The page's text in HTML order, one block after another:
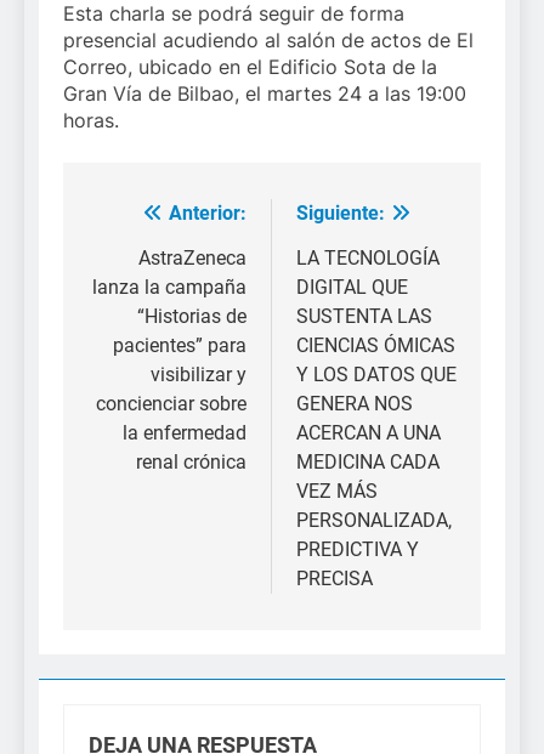
Esta charla se podrá seguir de forma
presencial acudiendo al salón de actos de El
Correo, ubicado en el Edificio Sota de la
Gran Vía de Bilbao, el martes 24 a las 19:00
horas.
Navegación
entradas
Anterior:
AstraZeneca
lanza la campaña
“Historias de
pacientes” para
visibilizar y
concienciar sobre
la enfermedad
renal crónica
Siguiente:
LA TECNOLOGÍA
DIGITAL QUE
SUSTENTA LAS
CIENCIAS ÓMICAS
Y LOS DATOS QUE
GENERA NOS
ACERCAN A UNA
MEDICINA CADA
VEZ MÁS
PERSONALIZADA,
PREDICTIVA Y
PRECISA
DEJA UNA RESPUESTA